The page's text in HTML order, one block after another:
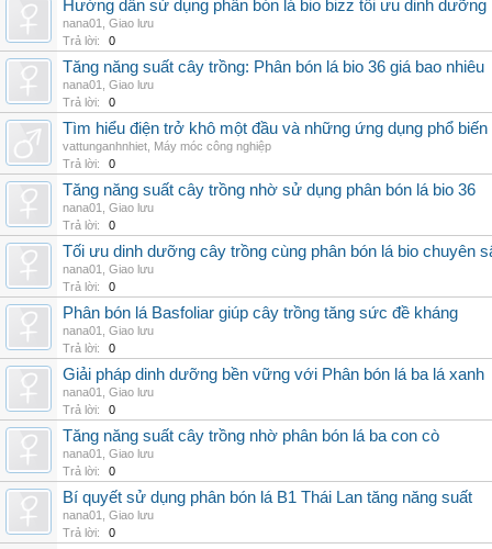
Hướng dẫn sử dụng phân bón lá bio bizz tối ưu dinh dưỡng
nana01
Giao lưu
Trả lời:
0
Tăng năng suất cây trồng: Phân bón lá bio 36 giá bao nhiêu
nana01
Giao lưu
Trả lời:
0
Tìm hiểu điện trở khô một đầu và những ứng dụng phổ
vattunganhnhiet Máy móc công nghiệp
Trả lời:
0
Tăng năng suất cây trồng nhờ sử dụng phân bón lá bio 36
nana01
Giao lưu
Trả lời:
0
Tối ưu dinh dưỡng cây trồng cùng phân bón lá bio chuyên
nana01
Giao lưu
Trả lời:
0
Phân bón lá Basfoliar giúp cây trồng tăng sức đề kháng
nana01
Giao lưu
Trả lời:
0
Giải pháp dinh dưỡng bền vững với Phân bón lá ba lá xanh
nana01
Giao lưu
Trả lời:
0
Tăng năng suất cây trồng nhờ phân bón lá ba con cò
nana01
Giao lưu
Trả lời:
0
Bí quyết sử dụng phân bón lá B1 Thái Lan tăng năng suất
nana01
Giao lưu
Trả lời:
0